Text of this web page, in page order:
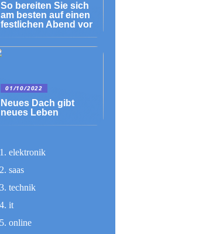
So bereiten Sie sich
am besten auf einen
festlichen Abend vor
01/10/2022
Neues Dach gibt
neues Leben
elektronik
saas
technik
it
online